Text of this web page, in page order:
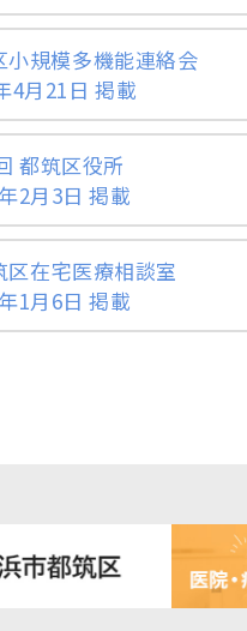
小規模多機能連絡会
4月21日 掲載
都筑区役所
2月3日 掲載
区在宅医療相談室
1月6日 掲載